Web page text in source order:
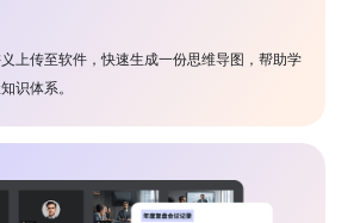
上传至软件，快速生成一份思维导图，帮助学
识体系。